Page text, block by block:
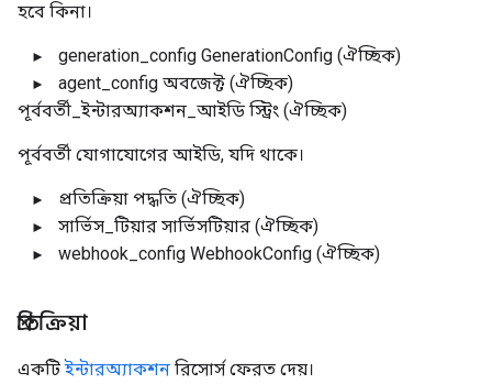
হবে কিনা।
generation_config GenerationConfig (ঐচ্ছিক)
agent_config অবজেক্ট (ঐচ্ছিক)
পূর্ববর্তী_ইন্টারঅ্যাকশন_আইডি স্ট্রিং (ঐচ্ছিক)
পূর্ববর্তী যোগাযোগের আইডি, যদি থাকে।
প্রতিক্রিয়া পদ্ধতি (ঐচ্ছিক)
সার্ভিস_টিয়ার সার্ভিসটিয়ার (ঐচ্ছিক)
webhook_config WebhookConfig (ঐচ্ছিক)
প্রতিক্রিয়া
একটিইন্টারঅ্যাকশন রিসোর্স ফেরত দেয়।